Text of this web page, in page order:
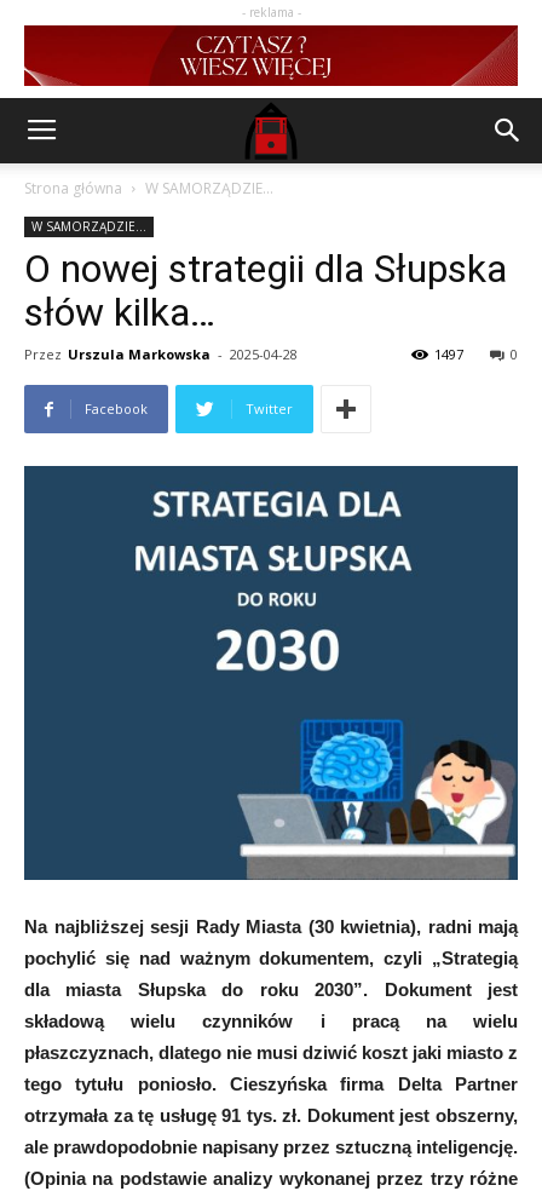
- reklama -
Strona główna W SAMORZĄDZIE...
W SAMORZĄDZIE...
O nowej strategii dla Słupska
słów kilka…
Przez Urszula Markowska - 2025-04-28 0
1497
Facebook Twitter
Na najbliższej sesji Rady Miasta (30 kwietnia), radni mają
pochylić się nad ważnym dokumentem, czyli „Strategią
dla miasta Słupska do roku 2030”. Dokument jest
składową wielu czynników i pracą na wielu
płaszczyznach, dlatego nie musi dziwić koszt jaki miasto z
tego tytułu poniosło. Cieszyńska firma Delta Partner
otrzymała za tę usługę 91 tys. zł. Dokument jest obszerny,
ale prawdopodobnie napisany przez sztuczną inteligencję.
(Opinia na podstawie analizy wykonanej przez trzy różne